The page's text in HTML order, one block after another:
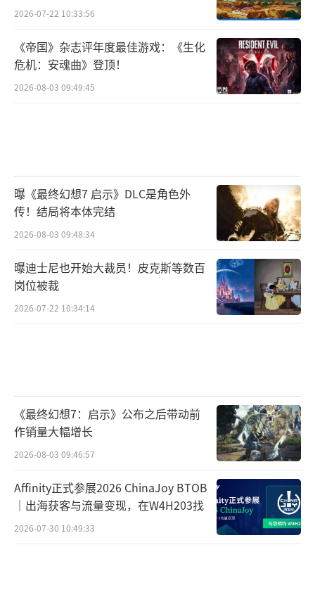
2026-07-22 10:33:56
《帝国》杂志评年度最佳游戏：《生化
危机：安魂曲》登顶！
2026-08-03 09:49:45
曝《最终幻想7 启示》DLC是角色外
传！结局将本体完结
2026-08-03 09:48:34
曝迪士尼也开始大裁员！皮克斯等数百
岗位被裁
2026-07-22 10:34:14
《最终幻想7：启示》公布之后带动前
作销量大幅增长
2026-08-03 09:46:57
Affinity正式参展2026 ChinaJoy BTOB
｜出海获客与流量变现，在W4H203找
2026-07-30 10:49:33